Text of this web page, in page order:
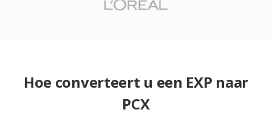
Hoe converteert u een EXP naar
PCX